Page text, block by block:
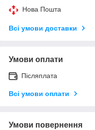
Нова Пошта
Всі умови доставки
Умови оплати
Післяплата
Всі умови оплати
Умови повернення